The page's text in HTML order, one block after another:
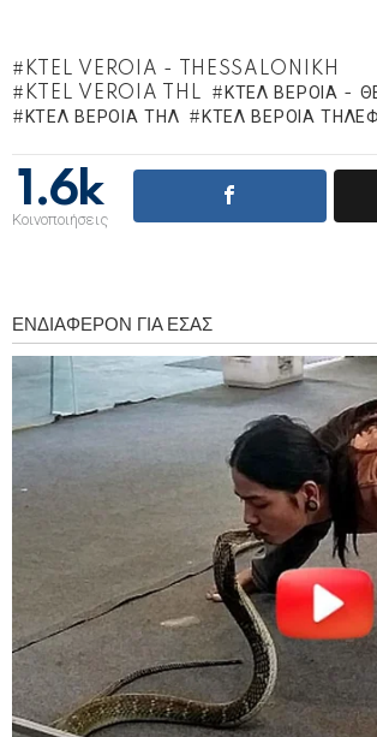
KTEL VEROIA - THESSALONIKH
KTEL VEROIA THL
ΚΤΕΛ ΒΈΡΟΙΑ -
ΚΤΕΛ ΒΕΡΟΙΑ ΤΗΛ
ΚΤΕΛ ΒΈΡΟΙΑ
1.6k
Κοινοποιήσεις